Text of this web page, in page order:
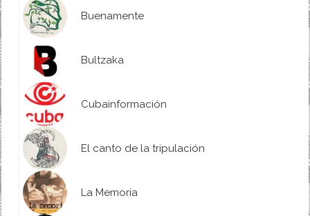
Buenamente
Bultzaka
Cubainformación
El canto de la tripulación
La Memoria